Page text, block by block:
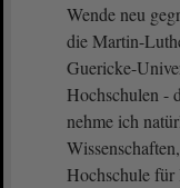
Wende neu
die Martin-
Guericke-
Hochschulen -
nehme ich
Hochschule für